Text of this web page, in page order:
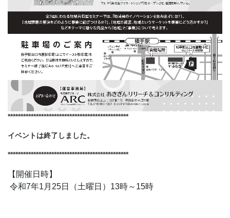
***********************************************
イベントは終了しました。
***********************************************
【開催日時】
令和7年1月25日（土曜日）13時～15時